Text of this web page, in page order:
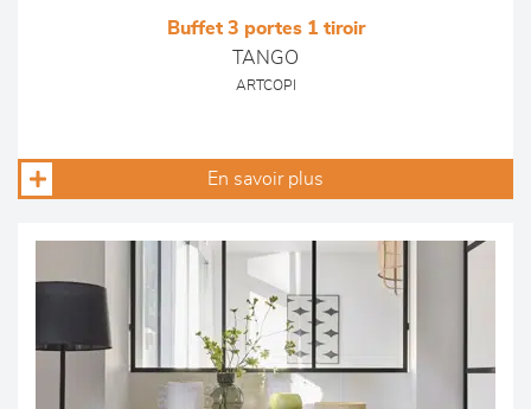
Buffet 3 portes 1 tiroir
TANGO
ARTCOPI
En savoir plus